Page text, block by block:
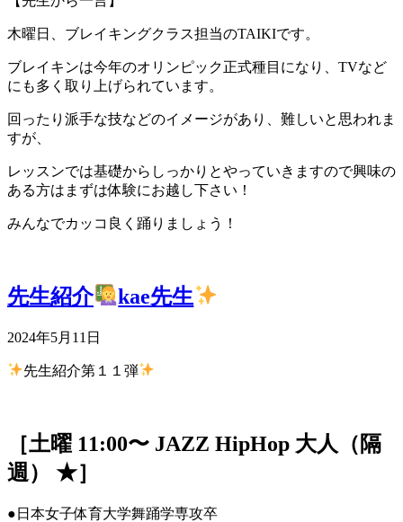
木曜日、ブレイキングクラス担当のTAIKIです。
ブレイキンは今年のオリンピック正式種目になり、TVなど
にも多く取り上げられています。
回ったり派手な技などのイメージがあり、難しいと思われま
すが、
レッスンでは基礎からしっかりとやっていきますので興味の
ある方はまずは体験にお越し下さい！
みんなでカッコ良く踊りましょう！
先生紹介 kae先生
2024年5月11日
先生紹介第１１弾
［土曜 11:00〜 JAZZ HipHop 大人（隔
週） ★］
●日本女子体育大学舞踊学専攻卒